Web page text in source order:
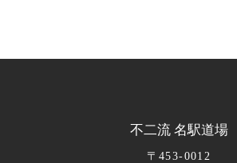
不二流 名駅道場
〒453-0012